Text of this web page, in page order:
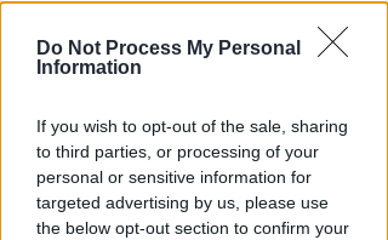
Do Not Process My Personal
Information
If you wish to opt-out of the sale, sharing
to third parties, or processing of your
personal or sensitive information for
targeted advertising by us, please use
the below opt-out section to confirm your
NO A PISCINE E TERRAZZE
Piano Arenile. Renzi (FdI):
maldestro tentativo di
urbanizzare la spiaggia